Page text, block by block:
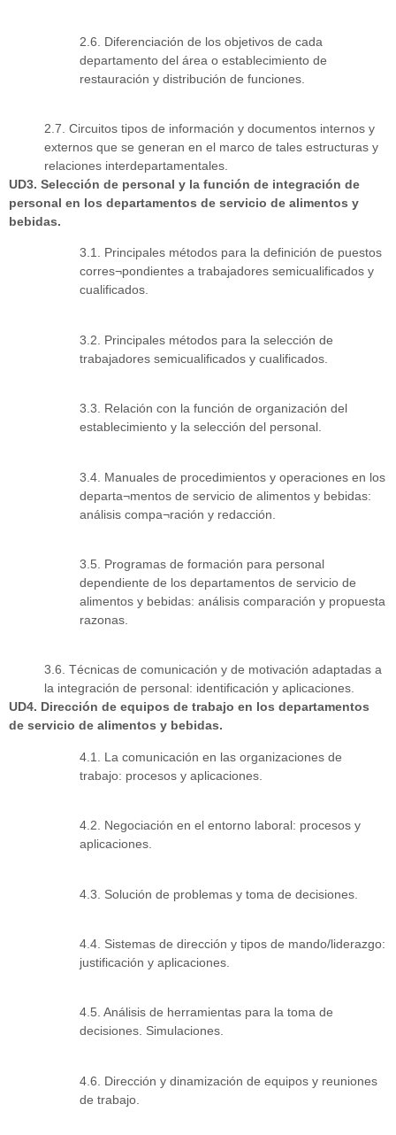
2.6. Diferenciación de los objetivos de cada
departamento del área o establecimiento de
restauración y distribución de funciones.
2.7. Circuitos tipos de información y documentos internos y
externos que se generan en el marco de tales estructuras y
relaciones interdepartamentales.
UD3. Selección de personal y la función de integración de
personal en los departamentos de servicio de alimentos y
bebidas.
3.1. Principales métodos para la definición de puestos
corres¬pondientes a trabajadores semicualificados y
cualificados.
3.2. Principales métodos para la selección de
trabajadores semicualificados y cualificados.
3.3. Relación con la función de organización del
establecimiento y la selección del personal.
3.4. Manuales de procedimientos y operaciones en los
departa¬mentos de servicio de alimentos y bebidas:
análisis compa¬ración y redacción.
3.5. Programas de formación para personal
dependiente de los departamentos de servicio de
alimentos y bebidas: análisis comparación y propuesta
razonas.
3.6. Técnicas de comunicación y de motivación adaptadas a
la integración de personal: identificación y aplicaciones.
UD4. Dirección de equipos de trabajo en los departamentos
de servicio de alimentos y bebidas.
4.1. La comunicación en las organizaciones de
trabajo: procesos y aplicaciones.
4.2. Negociación en el entorno laboral: procesos y
aplicaciones.
4.3. Solución de problemas y toma de decisiones.
4.4. Sistemas de dirección y tipos de mando/liderazgo:
justificación y aplicaciones.
4.5. Análisis de herramientas para la toma de
decisiones. Simulaciones.
4.6. Dirección y dinamización de equipos y reuniones
de trabajo.